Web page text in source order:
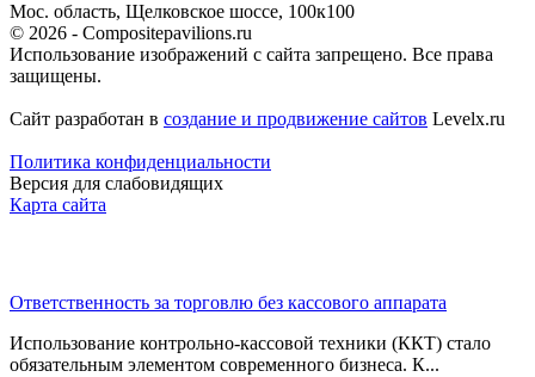
Мос. область, Щелковское шоссе, 100к100
© 2026 - Compositepavilions.ru
Использование изображений с сайта запрещено. Все права
защищены.
Сайт разработан в создание и продвижение сайтов Levelx.ru
Политика конфиденциальности
Версия для слабовидящих
Карта сайта
Ответственность за торговлю без кассового аппарата
Использование контрольно-кассовой техники (ККТ) стало
обязательным элементом современного бизнеса. К...